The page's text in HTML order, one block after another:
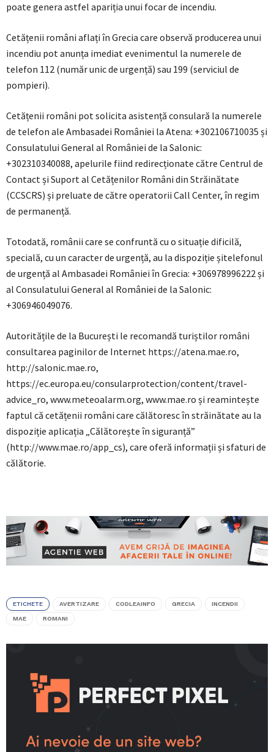
poate genera astfel apariția unui focar de incendiu.
Cetățenii români aflați în Grecia care observă producerea unui
incendiu pot anunța imediat evenimentul la numerele de
telefon 112 (număr unic de urgență) sau 199 (serviciul de
pompieri).
Cetățenii români pot solicita asistență consulară la numerele
de telefon ale Ambasadei României la Atena: +302106710035 și
Consulatului General al României de la Salonic:
+302310340088, apelurile fiind redirecționate către Centrul de
Contact și Suport al Cetățenilor Români din Străinătate
(CCSCRS) și preluate de către operatorii Call Center, în regim
de permanență.
Totodată, românii care se confruntă cu o situație dificilă,
specială, cu un caracter de urgență, au la dispoziție șitelefonul
de urgență al Ambasadei României în Grecia: +306978996222 și
al Consulatului General al României de la Salonic:
+306946049076.
Autoritățile de la București le recomandă turiștilor români
consultarea paginilor de Internet https://atena.mae.ro,
http://salonic.mae.ro,
https://ec.europa.eu/consularprotection/content/travel-
advice_ro, www.meteoalarm.org, www.mae.ro și reamintește
faptul că cetățenii români care călătoresc în străinătate au la
dispoziție aplicația „Călătorește în siguranță”
(http://www.mae.ro/app_cs), care oferă informații și sfaturi de
călătorie.
ETICHETE AVERTIZARE CODLEAINFO GRECIA INCENDII
MAE ROMANI